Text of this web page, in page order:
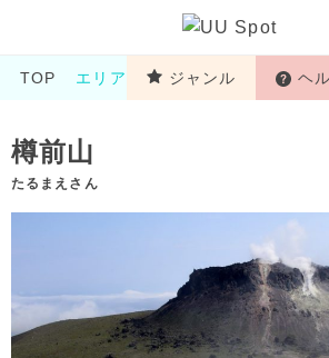
TOP エリア ジャンル ヘ
樽前山
たるまえさん